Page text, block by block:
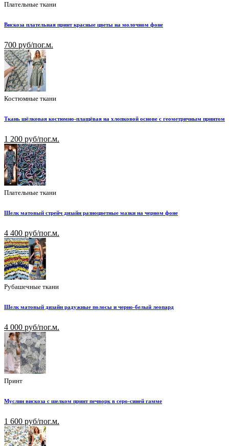
Плательные ткани
Вискоза плательная принт красные цветы на молочном фоне
700 руб/пог.м.
Костюмные ткани
Ткань шёлковая костюмно-плащёвая на хлопковой основе с геометричным принтом
1 200 руб/пог.м.
Плательные ткани
Шелк матовый стрейч дизайн разноцветные мазки на черном фоне
4 400 руб/пог.м.
Рубашечные ткани
Шелк матовый дизайн радужные полосы и черно-белый леопард
4 000 руб/пог.м.
Принт
Муслин вискоза с шелком принт печворк в серо-синей гамме
1 600 руб/пог.м.